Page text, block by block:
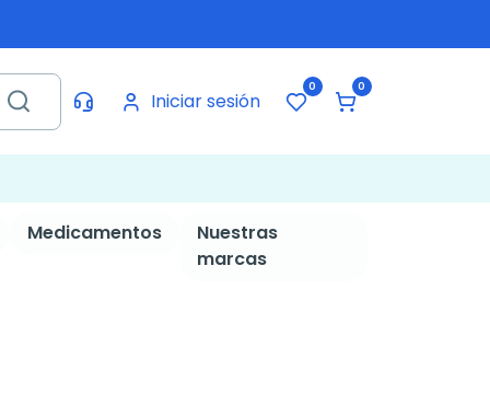
Iniciar sesión
0 0
Medicamentos
Nuestras
marcas